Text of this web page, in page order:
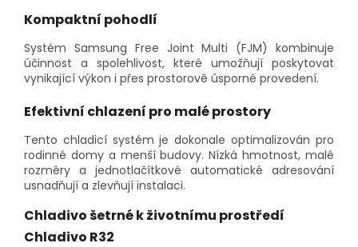
Kompaktní pohodlí
Systém Samsung Free Joint Multi (FJM) kombinuje
účinnost a spolehlivost, které umožňují poskytovat
vynikající výkon i přes prostorově úsporné provedení.
Efektivní chlazení pro malé prostory
Tento chladicí systém je dokonale optimalizován pro
rodinné domy a menší budovy. Nízká hmotnost, malé
rozměry a jednotlačítkové automatické adresování
usnadňují a zlevňují instalaci.
Chladivo šetrné k životnímu prostředí
Chladivo R32